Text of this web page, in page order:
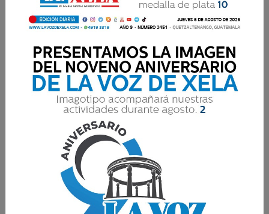
Resultados para:Desnutrición Infantil
EL ORO LÍQUIDO DE LA VIDA
Cada 1 de agosto se da inicio a la Semana Mundial de la
Lactancia Materna, una oportunidad para reflexionar